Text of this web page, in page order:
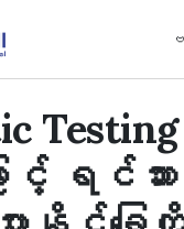
ြင့် ရင်သ